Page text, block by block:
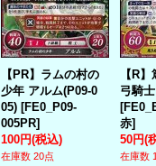
【PR】ラムの村の
少年 アルム(P09-0
05) [FE0_P09-
005PR]
100円(税込)
在庫数 20点
【R
弓騎
[
赤]
50円(
在庫数